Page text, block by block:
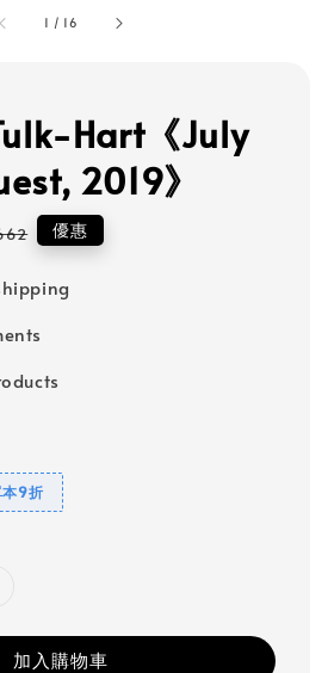
1 / 16
Hart《July
2019》
優惠
本9折
加入購物車